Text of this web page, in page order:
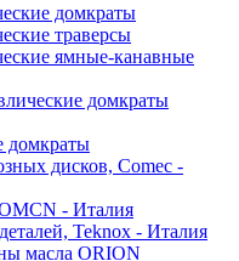
домкраты
траверсы
ямные-канавные
домкраты
домкраты
дисков, Comec -
- Италия
Teknox - Италия
масла ORION